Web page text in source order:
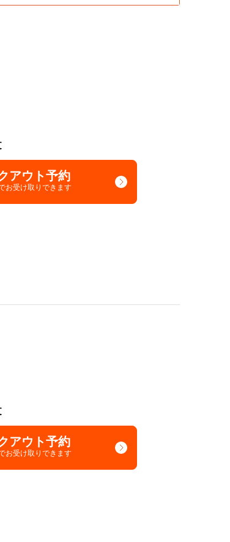
アウト予約
お受け取りできます
アウト予約
お受け取りできます